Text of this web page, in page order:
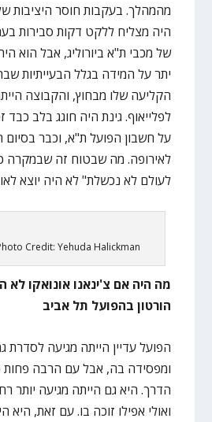
מהמהלך. בעקבות חוסר היציבות
היה מצליח ללקט דקות סבירות
של מכבי ת"א ביורוליג, אבל הוא
יתר על המידה בגלל הבעייתיות
הקליעה שלו מבחוץ, והקבוצה
לפלייאוף. גינת היה חוגג בלב כבד
על חשבון הפועל ת"א, וכבר בסיום
לאירופה. מה שבטוח זה שבמקרה
לעולם לא נכשלת" לא היה יוצא
Credit: Yehuda Halickman
מה היה אם צ'ינאנו אונואקו לא
הורטון בהפועל תל אביב
הפועל עדיין הייתה מגיעה לסדרת
ומפסידה בה, אבל עם הרבה פחות
הדרך. היא גם הייתה מגיעה יותר
ואולי אפילו זוכה בו. עם זאת, היא